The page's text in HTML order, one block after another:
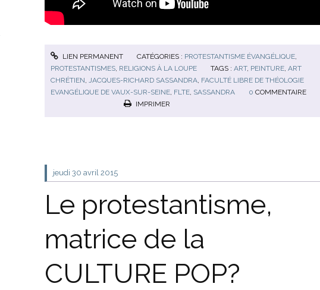
LIEN PERMANENT CATÉGORIES : PROTESTANTISME ÉVANGÉLIQUE,
PROTESTANTISMES, RELIGIONS À LA LOUPE TAGS : ART, PEINTURE, ART
CHRÉTIEN, JACQUES-RICHARD SASSANDRA, FACULTÉ LIBRE DE THÉOLOGIE
EVANGÉLIQUE DE VAUX-SUR-SEINE, FLTE, SASSANDRA 0 COMMENTAIRE
IMPRIMER
jeudi 30 avril 2015
Le protestantisme,
matrice de la
CULTURE POP?